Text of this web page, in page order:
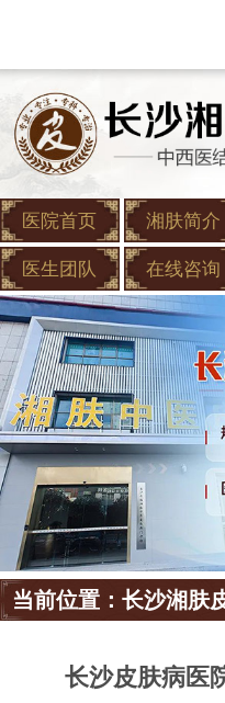
医院首页 湘肤简介
医生团队 在线咨询
当前位置：长沙湘肤
长沙皮肤病医